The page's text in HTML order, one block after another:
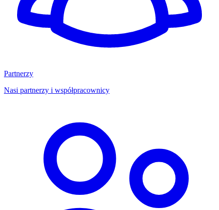
Partnerzy
Nasi partnerzy i współpracownicy